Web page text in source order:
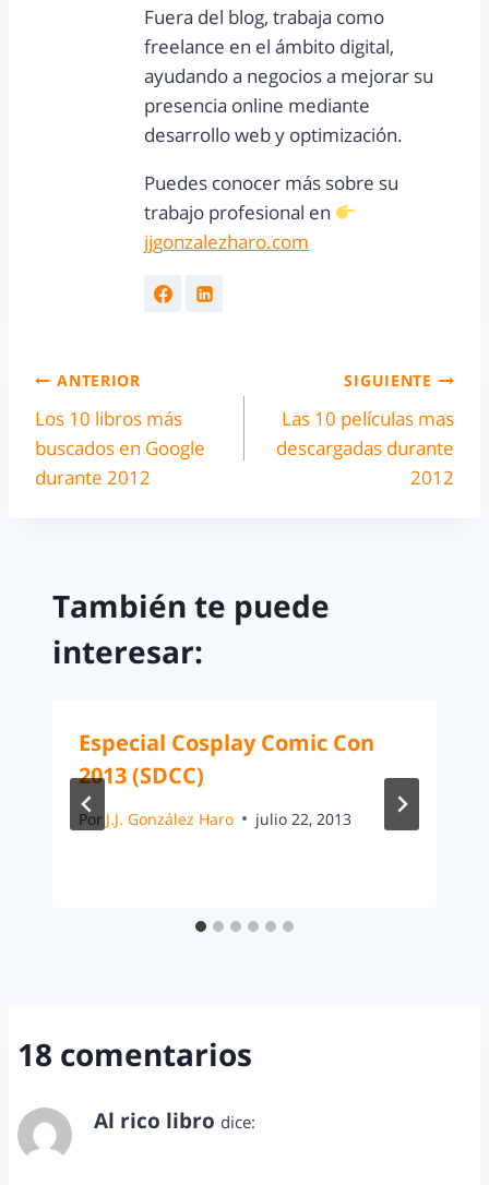
Fuera del blog, trabaja como
freelance en el ámbito digital,
ayudando a negocios a mejorar su
presencia online mediante
desarrollo web y optimización.
Puedes conocer más sobre su
trabajo profesional en
jjgonzalezharo.com
ANTERIOR
Los 10 libros más
buscados en Google
durante 2012
SIGUIENTE
Las 10 películas mas
descargadas durante
2012
También te puede
interesar:
Especial Cosplay Comic Con
2013 (SDCC)
Por J.J. González Haro julio 22, 2013
18 comentarios
Al rico libro dice: